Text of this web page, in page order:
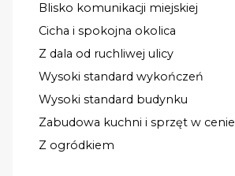
Blisko komunikacji miejskiej
Cicha i spokojna okolica
Z dala od ruchliwej ulicy
Wysoki standard wykończeń
Wysoki standard budynku
Zabudowa kuchni i sprzęt w cenie
Z ogródkiem